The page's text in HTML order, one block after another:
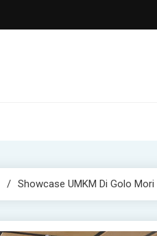
Showcase UMKM Di Golo